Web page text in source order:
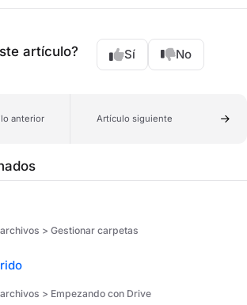
artículo? Sí No
anterior Artículo siguiente
> Gestionar carpetas
> Empezando con Drive